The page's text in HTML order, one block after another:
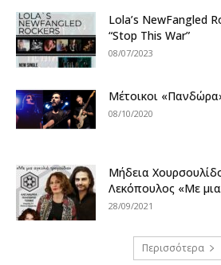
Lola’s NewFangled
“Stop This War”
08/07/2023
Μέτοικοι
08/10/2020
Μήδεια
Λεκόπουλος «Με
28/09/2021
Περισσότερα